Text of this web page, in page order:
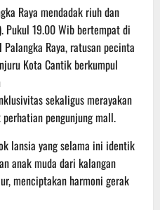
Raya mendadak riuh dan
Pukul 19.00 Wib bertempat di
Raya, ratusan pecinta
Kota Cantik berkumpul
sekaligus merayakan
pengunjung mall.
lansia yang selama ini identik
anak muda dari kalangan
menciptakan harmoni gerak